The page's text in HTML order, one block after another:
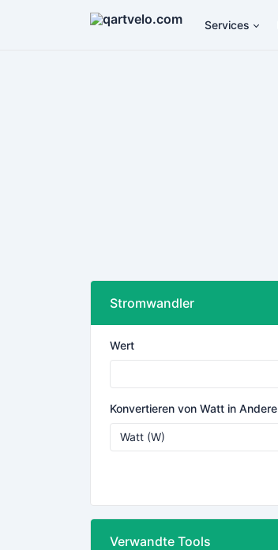
Services
Stromwandler
Wert
Konvertieren von Watt in Andere
Verwandte Tools